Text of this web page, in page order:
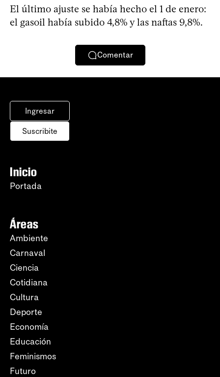
El último ajuste se había hecho el 1 de enero:
el gasoil había subido 4,8% y las naftas 9,8%.
Comentar
Ingresar
Suscribite
Inicio
Portada
Áreas
Ambiente
Carnaval
Ciencia
Cotidiana
Cultura
Deporte
Economía
Educación
Feminismos
Futuro